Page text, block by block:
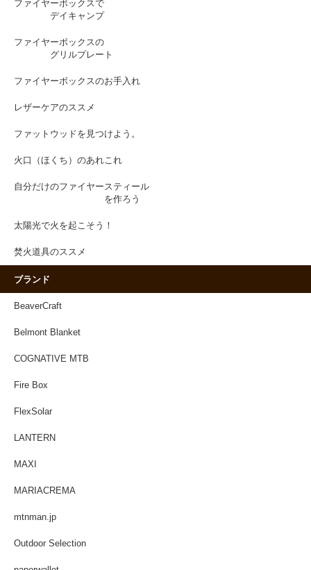
ファイヤーボックスで
デイキャンプ
ファイヤーボックスの
グリルプレート
ファイヤーボックスのお手入れ
レザーケアのススメ
ファットウッドを見つけよう。
火口（ほくち）のあれこれ
自分だけのファイヤースティール
を作ろう
太陽光で火を起こそう！
焚火道具のススメ
ブランド
BeaverCraft
Belmont Blanket
COGNATIVE MTB
Fire Box
FlexSolar
LANTERN
MAXI
MARIACREMA
mtnman.jp
Outdoor Selection